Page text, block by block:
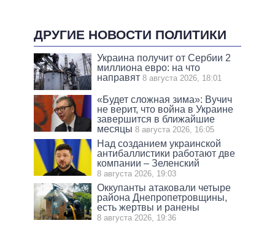
ДРУГИЕ НОВОСТИ ПОЛИТИКИ
Украина получит от Сербии 2
миллиона евро: на что
направят 8 августа 2026, 18:01
«Будет сложная зима»: Вучич
не верит, что война в Украине
завершится в ближайшие
месяцы 8 августа 2026, 16:05
Над созданием украинской
антибаллистики работают две
компании – Зеленский
8 августа 2026, 19:03
Оккупанты атаковали четыре
района Днепропетровщины,
есть жертвы и ранены
8 августа 2026, 19:36